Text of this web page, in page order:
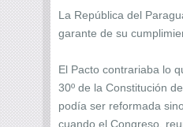
La República del
garante de su
El Pacto contrariaba lo
30º de la Constitución
podía ser reformada
cuando el Congreso,